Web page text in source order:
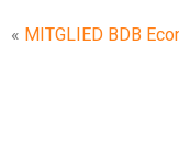
« MITGLIED BDB